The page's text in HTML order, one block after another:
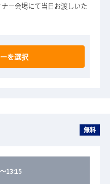
ナー会場にて当日お渡しいた
を選択
無料
～13:15